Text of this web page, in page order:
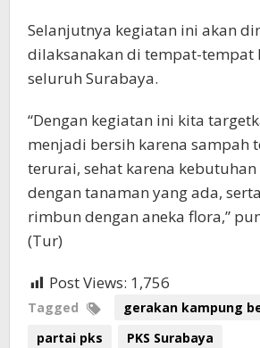
Selanjutnya kegiatan ini akan
dilaksanakan di tempat-tempat
seluruh Surabaya.
“Dengan kegiatan ini kita
menjadi bersih karena sampah
terurai, sehat karena
dengan tanaman yang ada,
rimbun dengan aneka flora,”
(Tur)
Post Views: 1,756
Tagged
gerakan kampung
partai pks
PKS Surabaya